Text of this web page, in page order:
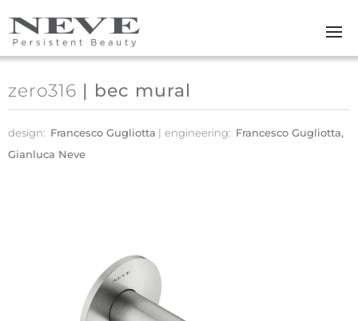
Skip to main content
zero316 | bec mural
design: Francesco Gugliotta engineering: Francesco Gugliotta,
Gianluca Neve